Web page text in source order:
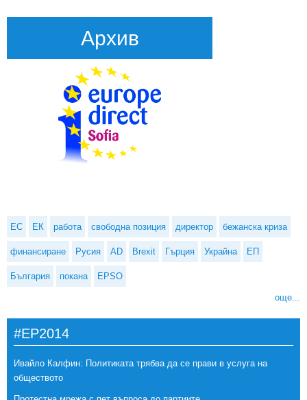
Архив
ЕС ЕК работа свободна позиция директор бежанска криза
финансиране Русия AD Brexit Гърция Украйна ЕП
България покана EPSO
още...
#EP2014
Ивайло Калфин: Политиката трябва да се прави в услуга на
обществото